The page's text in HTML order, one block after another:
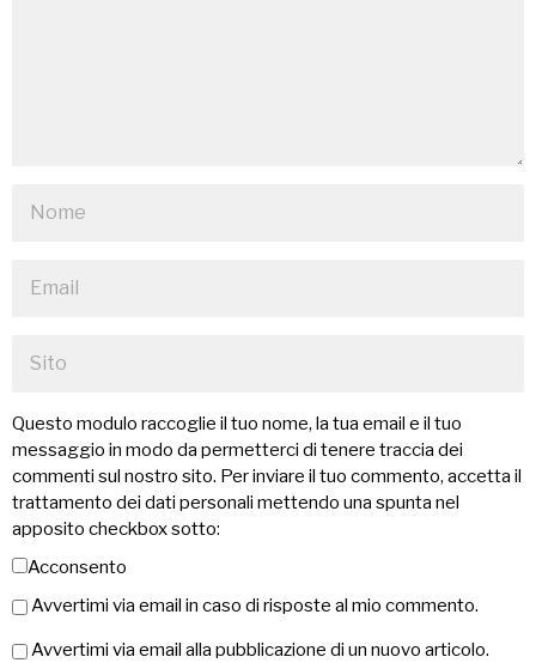
Questo modulo raccoglie il tuo nome, la tua email e il tuo
messaggio in modo da permetterci di tenere traccia dei
commenti sul nostro sito. Per inviare il tuo commento, accetta il
trattamento dei dati personali mettendo una spunta nel
apposito checkbox sotto:
Acconsento
Avvertimi via email in caso di risposte al mio commento.
Avvertimi via email alla pubblicazione di un nuovo articolo.